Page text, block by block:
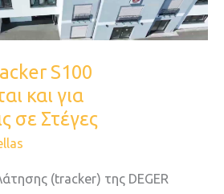
S100
και για
σε Στέγες
(tracker) της DEGER